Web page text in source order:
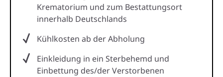
Krematorium und zum Bestattungsort
innerhalb Deutschlands
Kühlkosten ab der Abholung
Einkleidung in ein Sterbehemd und
Einbettung des/der Verstorbenen